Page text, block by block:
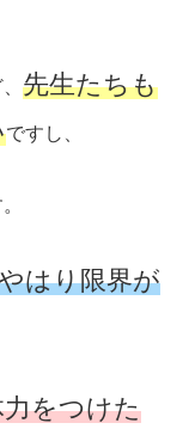
先生たちも
ですし、
はり限界が
をつけた